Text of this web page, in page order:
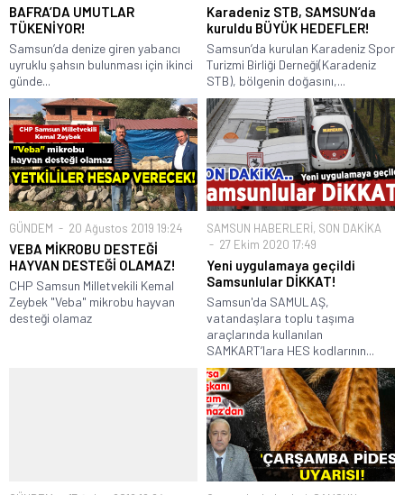
BAFRA’DA UMUTLAR
TÜKENİYOR!
Samsun’da denize giren yabancı
uyruklu şahsın bulunması için ikinci
günde...
Karadeniz STB, SAMSUN’da
kuruldu BÜYÜK HEDEFLER!
Samsun’da kurulan Karadeniz Spor
Turizmi Birliği Derneği(Karadeniz
STB), bölgenin doğasını,...
GÜNDEM 20 Ağustos 2019 19:24
VEBA MİKROBU DESTEĞİ
HAYVAN DESTEĞİ OLAMAZ!
CHP Samsun Milletvekili Kemal
Zeybek "Veba" mikrobu hayvan
desteği olamaz
SAMSUN HABERLERİ, SON DAKİKA
27 Ekim 2020 17:49
Yeni uygulamaya geçildi
Samsunlular DİKKAT!
Samsun'da SAMULAŞ,
vatandaşlara toplu taşıma
araçlarında kullanılan
SAMKART’lara HES kodlarının...